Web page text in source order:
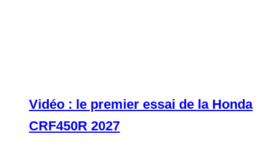
Vidéo : le premier essai de la Honda
CRF450R 2027